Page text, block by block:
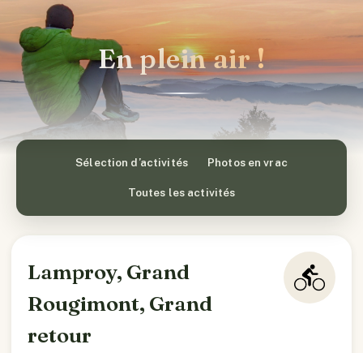
En plein air !
Sélection d’activités Photos en vrac
Toutes les activités
Lamproy, Grand
Rougimont, Grand
retour